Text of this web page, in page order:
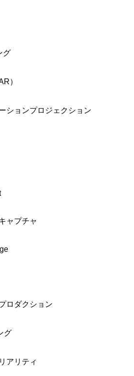
グ
）
ションプロジェクション
ャプチャ
ロダクション
グ
アリティ